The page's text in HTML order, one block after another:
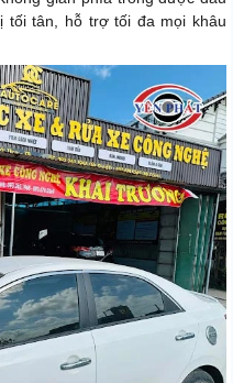
tối tân, hỗ trợ tối đa mọi khâu